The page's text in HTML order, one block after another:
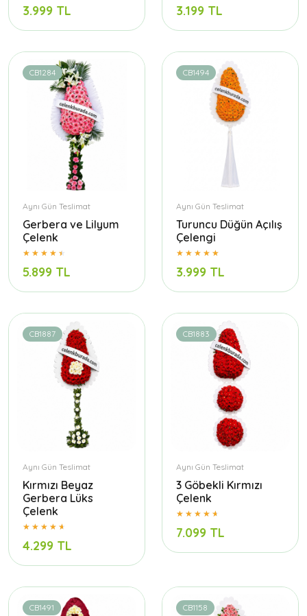
3.999 TL 3.199 TL
CB1284
Aynı Gün Teslimat
Gerbera ve Lilyum
Çelenk
5.899 TL
CB1494
Aynı Gün Teslimat
Turuncu Düğün Açılış
Çelengi
3.999 TL
CB1887
Aynı Gün Teslimat
Kırmızı Beyaz
Gerbera Lüks
Çelenk
4.299 TL
CB1883
Aynı Gün Teslimat
3 Göbekli Kırmızı
Çelenk
7.099 TL
CB1491 CB1158